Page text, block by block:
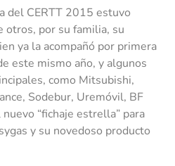
del CERTT 2015 estuvo
otros, por su familia, su
ya la acompañó por primera
este mismo año, y algunos
como Mitsubishi,
Sodebur, Uremóvil, BF
“fichaje estrella” para
y su novedoso producto